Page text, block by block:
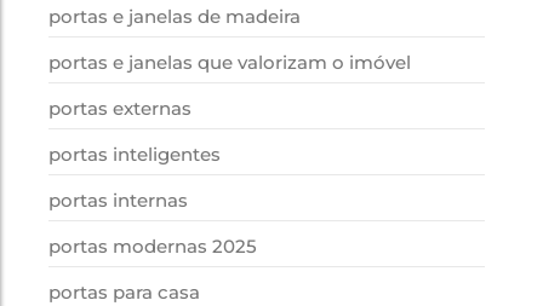
portas e janelas de madeira
portas e janelas que valorizam o imóvel
portas externas
portas inteligentes
portas internas
portas modernas 2025
portas para casa